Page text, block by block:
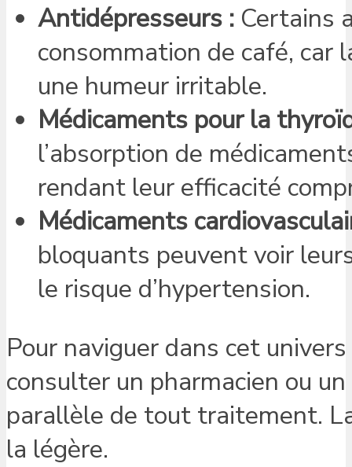
Antidépresseurs : Certains
consommation de café, car
une humeur irritable.
Médicaments pour la
l’absorption de
rendant leur efficacité
Médicaments
bloquants peuvent voir
le risque d’hypertension.
Pour naviguer dans cet
consulter un pharmacien ou
parallèle de tout traitement.
la légère.